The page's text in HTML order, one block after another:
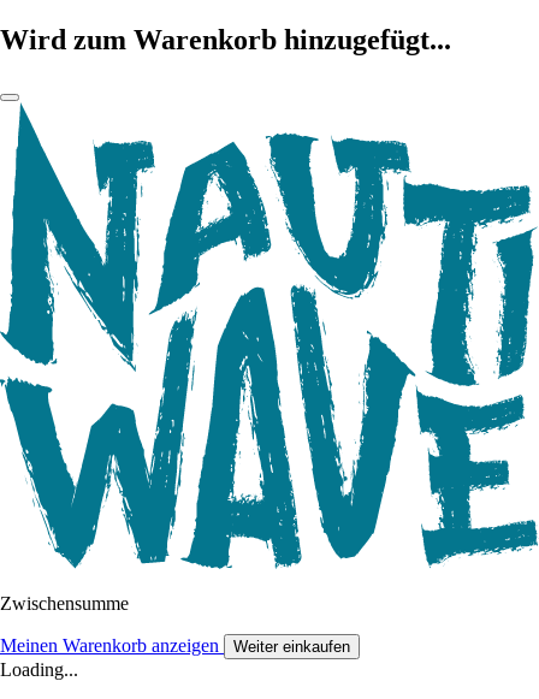
Wird zum Warenkorb hinzugefügt...
Zwischensumme
Meinen Warenkorb anzeigen Weiter einkaufen
Loading...